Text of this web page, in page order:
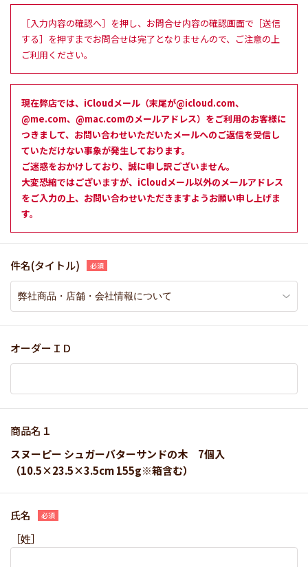
［入力内容の確認へ］を押し、お問合せ内容の確認画面で［送信
する］を押すまでお問合せは完了となりませんので、ご注意の上
ご利用ください。
現在弊店では、iCloudメール（末尾が@icloud.com、
@me.com、@mac.comのメールアドレス）をご利用のお客様に
つきまして、お問い合わせいただいたメールへのご返信を受信し
ていただけない事象が発生しております。
ご迷惑をおかけしており、誠に申し訳ございません。
大変恐縮ではございますが、iCloudメール以外のメールアドレス
をご入力の上、お問い合わせいただきますようお願い申し上げま
す。
件名(タイトル)
オーダーＩＤ
商品名１
スヌーピー シュガーバターサンドの木 7個入
（10.5×23.5×3.5cm 155g※箱含む）
氏名
［姓］